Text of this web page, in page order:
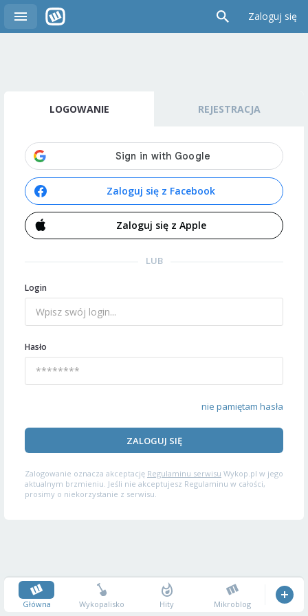
Zaloguj się
LOGOWANIE REJESTRACJA
Zaloguj się z Facebook
Zaloguj się z Apple
LUB
Login
Hasło
nie pamiętam hasła
ZALOGUJ SIĘ
Zalogowanie oznacza akceptację Regulaminu serwisu Wykop.pl w jego
aktualnym brzmieniu. Jeśli nie akceptujesz Regulaminu w całości,
prosimy o niekorzystanie z serwisu.
Główna Wykopalisko Hity Mikroblog